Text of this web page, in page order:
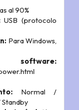
al 90%
USB (protocolo
Para Windows,
Normal /
Standby